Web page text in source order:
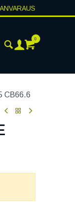
0
CB66.6